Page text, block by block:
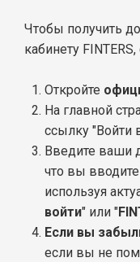
Чтобы получить
кабинету
Откройте
На главной
ссылку "Войти
Введите ваши
что вы
используя
войти" или "
Если вы
если вы не